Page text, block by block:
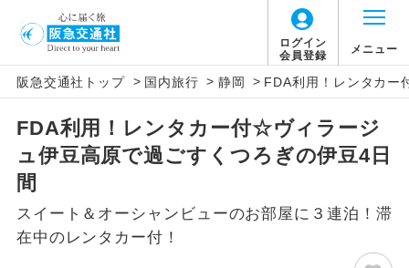
ログイン
会員登録
メニュー
阪急交通社トップ > 国内旅行 > 静岡 > FDA利用！レンタカー
FDA利用！レンタカー付☆ヴィラージ
ュ伊豆高原で過ごすくつろぎの伊豆4日
間
スイート＆オーシャンビューのお部屋に３連泊！滞
在中のレンタカー付！
【国内旅客施設使用料について】
旅行代金に国内旅客施設使用料は含まれてお
りません。別途お支払いが必要となります。
富士山静岡往復：大人280円、子供140円
福岡往復：大人220円、子供100円
アイコン 説明
添乗員同行
往路出発空港（駅）から復路到着空港
（駅）まで同行します。
現地添乗員同
行
現地到着空港（駅）から最終日出発空港
（駅）まで添乗員が同行します。